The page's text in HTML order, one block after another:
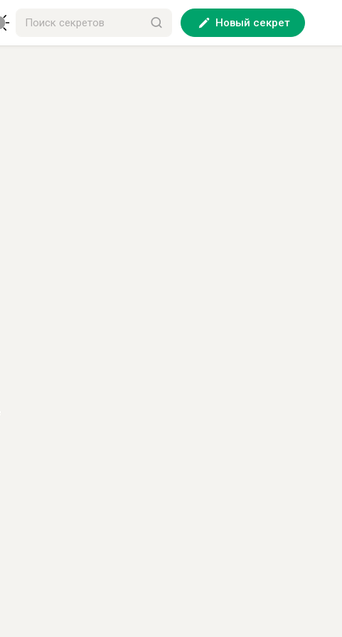
Новый секрет